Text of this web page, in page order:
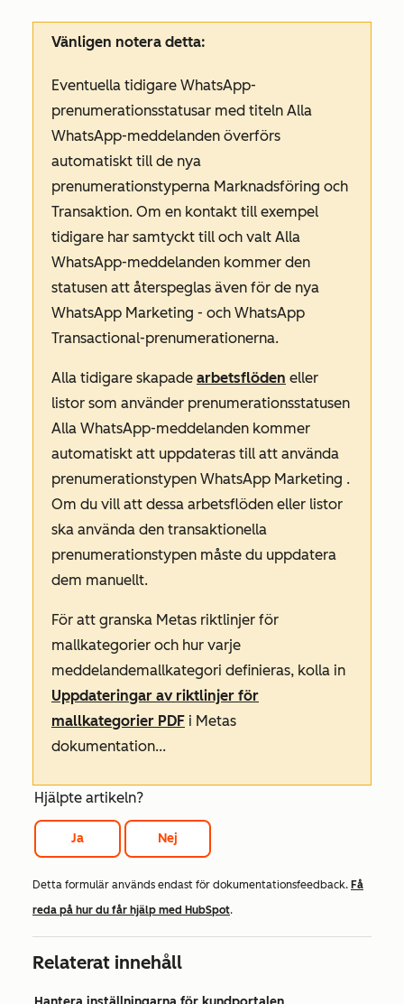
Vänligen notera detta:
Eventuella tidigare WhatsApp-
prenumerationsstatusar med titeln Alla
WhatsApp-meddelanden överförs
automatiskt till de nya
prenumerationstyperna Marknadsföring och
Transaktion. Om en kontakt till exempel
tidigare har samtyckt till och valt Alla
WhatsApp-meddelanden kommer den
statusen att återspeglas även för de nya
WhatsApp Marketing - och WhatsApp
Transactional-prenumerationerna.
Alla tidigare skapade arbetsflöden eller
listor som använder prenumerationsstatusen
Alla WhatsApp-meddelanden kommer
automatiskt att uppdateras till att använda
prenumerationstypen WhatsApp Marketing .
Om du vill att dessa arbetsflöden eller listor
ska använda den transaktionella
prenumerationstypen måste du uppdatera
dem manuellt.
För att granska Metas riktlinjer för
mallkategorier och hur varje
meddelandemallkategori definieras, kolla in
Uppdateringar av riktlinjer för
mallkategorier PDF i Metas
dokumentation...
Hjälpte artikeln?
Ja Nej
Detta formulär används endast för dokumentationsfeedback. Få
reda på hur du får hjälp med HubSpot.
Relaterat innehåll